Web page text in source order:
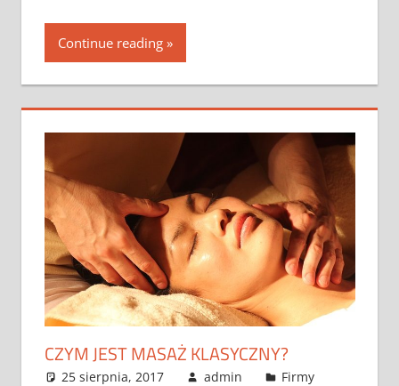
Continue reading
CZYM JEST MASAŻ KLASYCZNY?
25 sierpnia, 2017 admin Firmy